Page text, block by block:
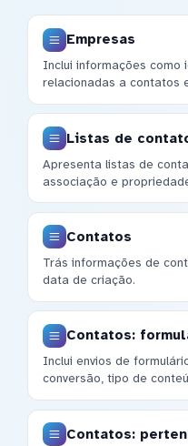
Empresas
Inclui informações como
relacionadas a contatos
Listas de
Apresenta listas de
associação e
Contatos
Trás informações de
data de criação.
Contatos:
Inclui envios de
conversão, tipo de
Contatos: